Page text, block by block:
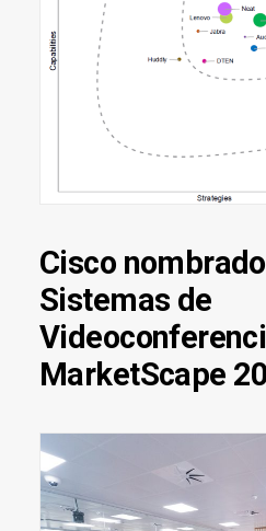
Cisco
Sistemas de
MarketScape